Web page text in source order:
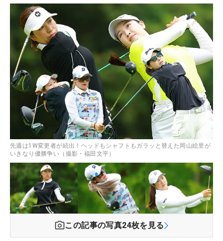
先週は1W変更者が続出！ヘッドもシャフトもガラッと替えた岡山絵里が
いきなり優勝争い（撮影・福田文平）
この記事の写真24枚を見る